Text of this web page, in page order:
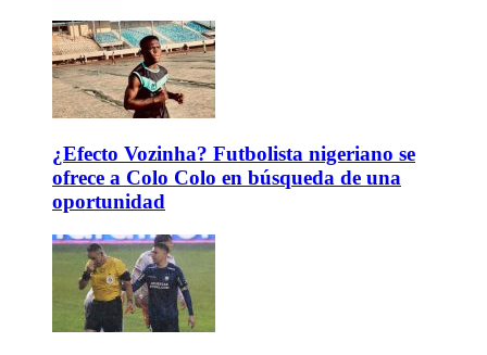
¿Efecto Vozinha? Futbolista nigeriano se
ofrece a Colo Colo en búsqueda de una
oportunidad